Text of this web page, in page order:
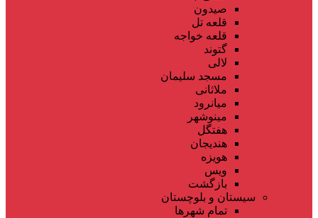
صیدون
قلعه تل
قلعه خواجه
گتوند
لالی
مسجد سلیمان
ملاثانی
میانرود
مینوشهر
هفتگل
هندیجان
هویزه
ویس
بازگشت
سیستان و بلوچستان
تمام شهر‌ها